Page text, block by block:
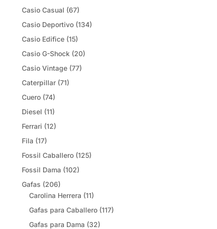
Casio Casual (67)
Casio Deportivo (134)
Casio Edifice (15)
Casio G-Shock (20)
Casio Vintage (77)
Caterpillar (71)
Cuero (74)
Diesel (11)
Ferrari (12)
Fila (17)
Fossil Caballero (125)
Fossil Dama (102)
Gafas (206)
Carolina Herrera (11)
Gafas para Caballero (117)
Gafas para Dama (32)